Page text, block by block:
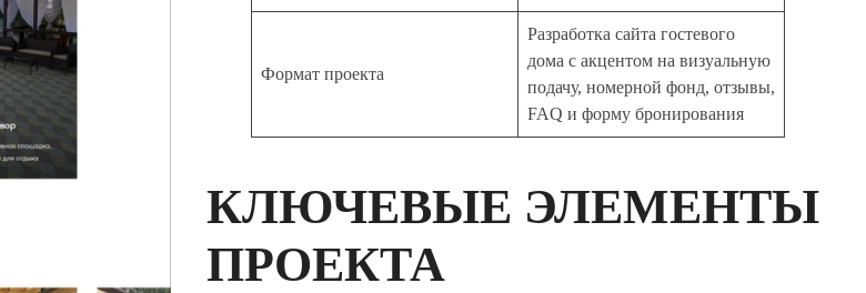
Формат проекта
Разработка сайта гостевого
дома с акцентом на визуальную
подачу, номерной фонд, отзывы,
FAQ и форму бронирования
КЛЮЧЕВЫЕ ЭЛЕМЕНТЫ
ПРОЕКТА